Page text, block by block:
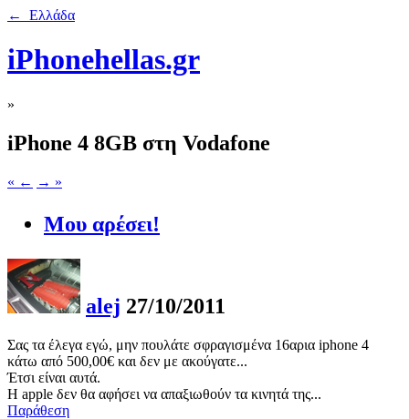
← Ελλάδα
iPhonehellas.gr
»
iPhone 4 8GB στη Vodafone
« ← → »
Μου αρέσει!
alej 27/10/2011
Σας τα έλεγα εγώ, μην πουλάτε σφραγισμένα 16αρια iphone 4
κάτω από 500,00€ και δεν με ακούγατε...
Έτσι είναι αυτά.
Η apple δεν θα αφήσει να απαξιωθούν τα κινητά της...
Παράθεση